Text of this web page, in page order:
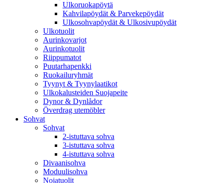
Ulkoruokapöytä
Kahvilapöydät & Parvekepöydät
Ulkosohvapöydät & Ulkosivupöydät
Ulkotuolit
Aurinkovarjot
Aurinkotuolit
Riippumatot
Puutarhapenkki
Ruokailuryhmät
Tyynyt & Tyynylaatikot
Ulkokalusteiden Suojapeite
Dynor & Dynlådor
Överdrag utemöbler
Sohvat
Sohvat
2-istuttava sohva
3-istuttava sohva
4-istuttava sohva
Divaanisohva
Moduulisohva
Nojatuolit